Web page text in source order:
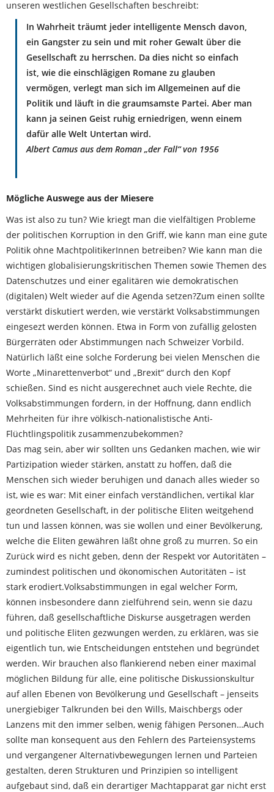
unseren westlichen Gesellschaften beschreibt:
In Wahrheit träumt jeder intelligente Mensch davon,
ein Gangster zu sein und mit roher Gewalt über die
Gesellschaft zu herrschen. Da dies nicht so einfach
ist, wie die einschlägigen Romane zu glauben
vermögen, verlegt man sich im Allgemeinen auf die
Politik und läuft in die graumsamste Partei. Aber man
kann ja seinen Geist ruhig erniedrigen, wenn einem
dafür alle Welt Untertan wird.
Albert Camus aus dem Roman „der Fall“ von 1956
Mögliche Auswege aus der Miesere
Was ist also zu tun? Wie kriegt man die vielfältigen Probleme
der politischen Korruption in den Griff, wie kann man eine gute
Politik ohne MachtpolitikerInnen betreiben? Wie kann man die
wichtigen globalisierungskritischen Themen sowie Themen des
Daten­schutzes und einer egalitären wie demokratischen
(digitalen) Welt wieder auf die Agenda setzen?Zum einen sollte
verstärkt diskutiert werden, wie verstärkt Volksabstimmungen
eingesezt werden können. Etwa in Form von zufällig gelosten
Bürgerräten oder Abstimmungen nach Schweizer Vorbild.
Natürlich läßt eine solche Forderung bei vielen Menschen die
Worte „Minarettenverbot“ und „Brexit“ durch den Kopf
schießen. Sind es nicht ausgerechnet auch viele Rechte, die
Volksabstimmungen fordern, in der Hoffnung, dann endlich
Mehrheiten für ihre völkisch-nationalistische Anti-
Flüchtlingspolitik zusammenzubekommen?
Das mag sein, aber wir sollten uns Gedanken machen, wie wir
Partizipation wieder stärken, anstatt zu hoffen, daß die
Menschen sich wieder beruhigen und danach alles wieder so
ist, wie es war: Mit einer einfach verständlichen, vertikal klar
geordneten Gesellschaft, in der politische Eliten weitgehend
tun und lassen können, was sie wollen und einer Bevölkerung,
welche die Eliten gewähren läßt ohne groß zu murren. So ein
Zurück wird es nicht geben, denn der Respekt vor Autoritäten –
zumindest politischen und ökonomischen Autoritäten – ist
stark erodiert.Volksabstimmungen in egal welcher Form,
können insbesondere dann zielführend sein, wenn sie dazu
führen, daß gesellschaftliche Diskurse ausgetragen werden
und politische Eliten gezwungen werden, zu erklären, was sie
eigentlich tun, wie Entscheidungen entstehen und begründet
werden. Wir brauchen also flankierend neben einer maximal
möglichen Bildung für alle, eine politische Diskussionskultur
auf allen Ebenen von Bevölkerung und Gesellschaft – jenseits
unergiebiger Talkrunden bei den Wills, Maischbergs oder
Lanzens mit den immer selben, wenig fähigen Personen…Auch
sollte man konsequent aus den Fehlern des Parteiensystems
und vergangener Alternativbe­wegungen lernen und Parteien
gestalten, deren Struk­turen und Prinzipien so intelligent
aufgebaut sind, daß ein derartiger Machtapparat gar nicht erst